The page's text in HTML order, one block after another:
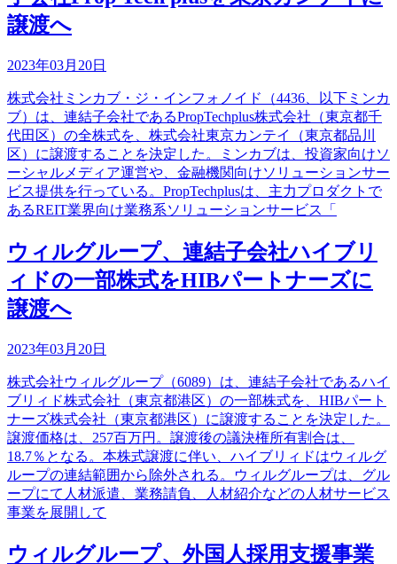
譲渡へ
2023年03月20日
株式会社ミンカブ・ジ・インフォノイド（4436、以下ミンカ
ブ）は、連結子会社であるPropTechplus株式会社（東京都千
代田区）の全株式を、株式会社東京カンテイ（東京都品川
区）に譲渡することを決定した。ミンカブは、投資家向けソ
ーシャルメディア運営や、金融機関向けソリューションサー
ビス提供を行っている。PropTechplusは、主力プロダクトで
あるREIT業界向け業務系ソリューションサービス「
ウィルグループ、連結子会社ハイブリ
ィドの一部株式をHIBパートナーズに
譲渡へ
2023年03月20日
株式会社ウィルグループ（6089）は、連結子会社であるハイ
ブリィド株式会社（東京都港区）の一部株式を、HIBパート
ナーズ株式会社（東京都港区）に譲渡することを決定した。
譲渡価格は、257百万円。譲渡後の議決権所有割合は、
18.7％となる。本株式譲渡に伴い、ハイブリィドはウィルグ
ループの連結範囲から除外される。ウィルグループは、グル
ープにて人材派遣、業務請負、人材紹介などの人材サービス
事業を展開して
ウィルグループ、外国人採用支援事業